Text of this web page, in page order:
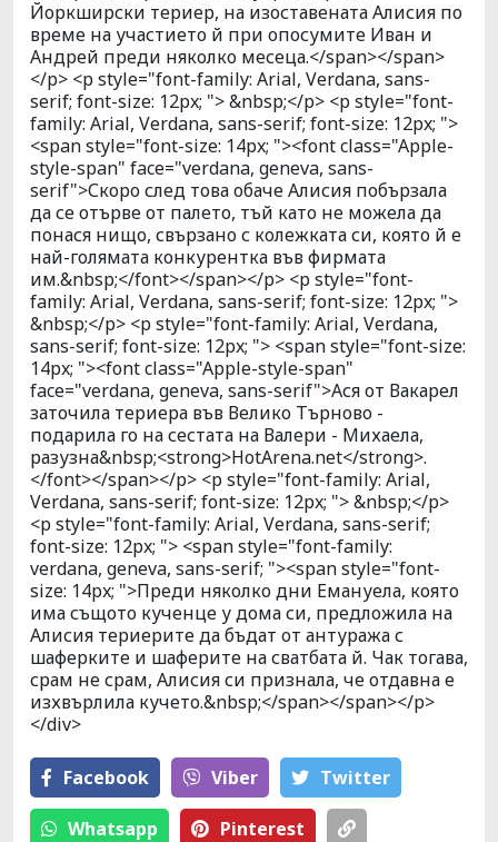
Йоркширски териер, на изоставената Алисия по
време на участието й при опосумите Иван и
Андрей преди няколко месеца.</span></span>
</p> <p style="font-family: Arial, Verdana, sans-
serif; font-size: 12px; "> &nbsp;</p> <p style="font-
family: Arial, Verdana, sans-serif; font-size: 12px; ">
<span style="font-size: 14px; "><font class="Apple-
style-span" face="verdana, geneva, sans-
serif">Скоро след това обаче Алисия побързала
да се отърве от палето, тъй като не можела да
понася нищо, свързано с колежката си, която й е
най-голямата конкурентка във фирмата
им.&nbsp;</font></span></p> <p style="font-
family: Arial, Verdana, sans-serif; font-size: 12px; ">
&nbsp;</p> <p style="font-family: Arial, Verdana,
sans-serif; font-size: 12px; "> <span style="font-size:
14px; "><font class="Apple-style-span"
face="verdana, geneva, sans-serif">Ася от Вакарел
заточила териера във Велико Търново -
подарила го на сестата на Валери - Михаела,
разузна&nbsp;<strong>HotArena.net</strong>.
</font></span></p> <p style="font-family: Arial,
Verdana, sans-serif; font-size: 12px; "> &nbsp;</p>
<p style="font-family: Arial, Verdana, sans-serif;
font-size: 12px; "> <span style="font-family:
verdana, geneva, sans-serif; "><span style="font-
size: 14px; ">Преди няколко дни Емануела, която
има същото кученце у дома си, предложила на
Алисия териерите да бъдат от антуража с
шаферките и шаферите на сватбата й. Чак тогава,
срам не срам, Алисия си признала, че отдавна е
изхвърлила кучето.&nbsp;</span></span></p>
</div>
Facebook Viber Тwitter
Whatsapp Pinterest